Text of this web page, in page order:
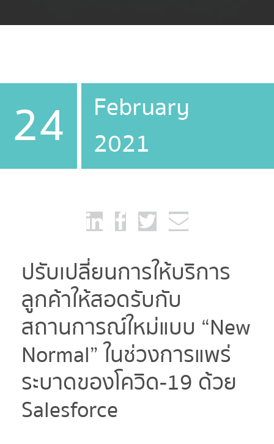
24
February
2021
ปรับเปลี่ยนการให้บริการ
ลูกค้าให้สอดรับกับ
สถานการณ์ใหม่แบบ “New
Normal” ในช่วงการแพร่
ระบาดของโควิด-19 ด้วย
Salesforce